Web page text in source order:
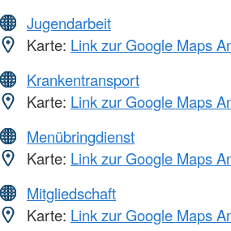
Jugendarbeit
Karte: Link zur Google Maps
Krankentransport
Karte: Link zur Google Maps
Menübringdienst
Karte: Link zur Google Maps
Mitgliedschaft
Karte: Link zur Google Maps